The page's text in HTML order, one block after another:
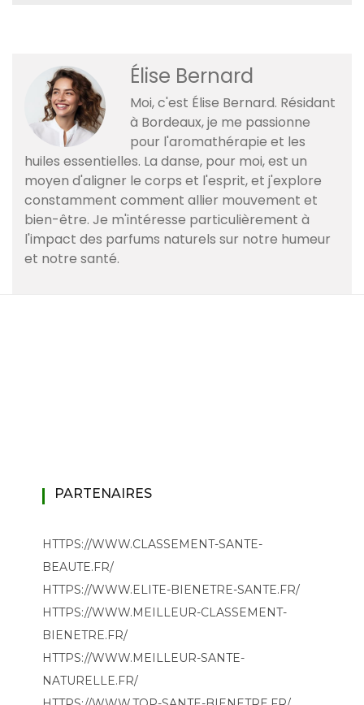
Élise Bernard
Moi, c'est Élise Bernard. Résidant
à Bordeaux, je me passionne
pour l'aromathérapie et les
huiles essentielles. La danse, pour moi, est un
moyen d'aligner le corps et l'esprit, et j'explore
constamment comment allier mouvement et
bien-être. Je m'intéresse particulièrement à
l'impact des parfums naturels sur notre humeur
et notre santé.
PARTENAIRES
HTTPS://WWW.CLASSEMENT-SANTE-
BEAUTE.FR/
HTTPS://WWW.ELITE-BIENETRE-SANTE.FR/
HTTPS://WWW.MEILLEUR-CLASSEMENT-
BIENETRE.FR/
HTTPS://WWW.MEILLEUR-SANTE-
NATURELLE.FR/